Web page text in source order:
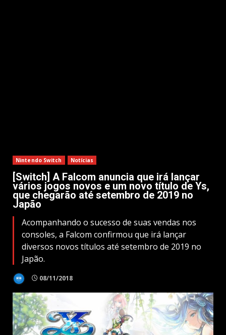
Nintendo Switch Notícias
[Switch] A Falcom anuncia que irá lançar
vários jogos novos e um novo título de Ys,
que chegarão até setembro de 2019 no
Japão
Acompanhando o sucesso de suas vendas nos
consoles, a Falcom confirmou que irá lançar
diversos novos títulos até setembro de 2019 no
Japão.
08/11/2018